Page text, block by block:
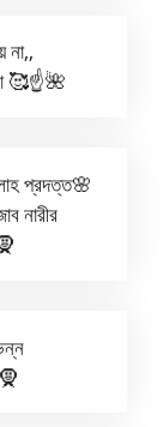
না,,
না 🥰☝️🌺
প্রদত্ত🌸
নারীর